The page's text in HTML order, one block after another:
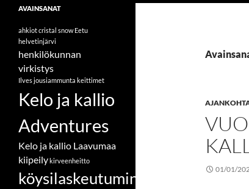
01/01/
Tervetuloa vieraaksemme
pariin
AVAINSANAT
ahkiotcristal snow Eetu
helvetinjärvi
henkilökunnan
virkistys
Ilvesjousiammunta keittimet
Kelo ja kallio
Adventures
Kelo ja kallio Laavumaa
kiipeilykirveenheitto
köysilaskeutuminen